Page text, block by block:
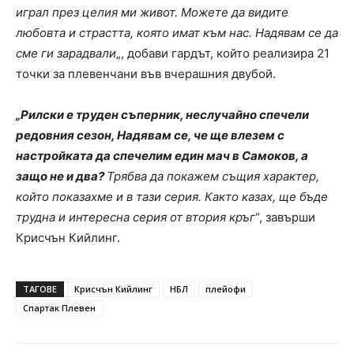
играл през целия ми живот. Можете да видите
любовта и страстта, която имат към нас. Надявам се да
сме ги зарадвали„, добави гардът, който реализира 21
точки за плевенчани във вчерашния двубой.
„Рилски е труден съперник, неслучайно спечели
редовния сезон, Надявам се, че ще влезем с
настройката да спечелим един мач в Самоков, а
защо не и два?Трябва да покажем същия характер,
който показахме и в тази серия. Както казах, ще бъде
трудна и интересна серия от втория кръг“, завърши
Крисчън Кийлинг.
ТАГОВЕ Крисчън Кийлинг НБЛ
плейофи
Спартак Плевен